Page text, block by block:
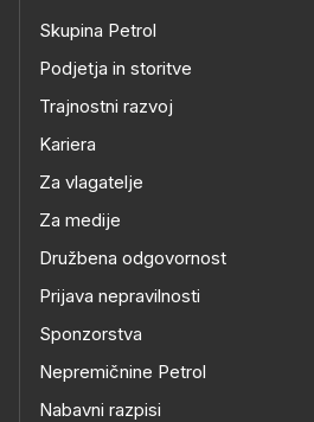
Skupina Petrol
Podjetja in storitve
Trajnostni razvoj
Kariera
Za vlagatelje
Za medije
Družbena odgovornost
Prijava nepravilnosti
Sponzorstva
Nepremičnine Petrol
Nabavni razpisi